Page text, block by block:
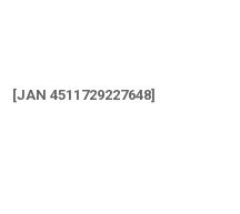
[JAN 4511729227648]